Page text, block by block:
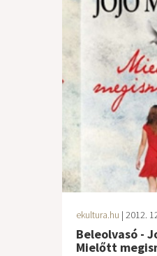
ekultura.hu | 2012.
Beleolvasó -
Mielőtt